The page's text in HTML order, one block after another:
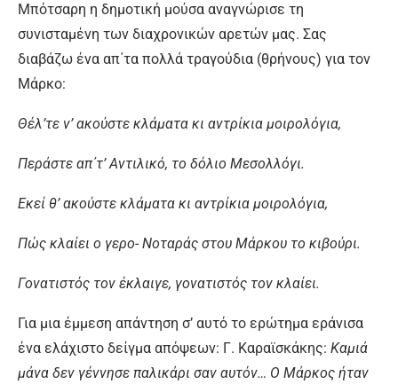
Μπότσαρη η δημοτική μούσα αναγνώρισε τη
συνισταμένη των διαχρονικών αρετών μας. Σας
διαβάζω ένα απ΄τα πολλά τραγούδια (θρήνους) για τον
Μάρκο:
Θέλ’τε ν’ ακούστε κλάματα κι αντρίκια μοιρολόγια,
Περάστε απ΄τ’ Αντιλικό, το δόλιο Μεσολλόγι.
Εκεί θ’ ακούστε κλάματα κι αντρίκια μοιρολόγια,
Πώς κλαίει ο γερο- Νοταράς στου Μάρκου το κιβούρι.
Γονατιστός τον έκλαιγε, γονατιστός τον κλαίει.
Για μια έμμεση απάντηση σ’ αυτό το ερώτημα εράνισα
ένα ελάχιστο δείγμα απόψεων: Γ. Καραϊσκάκης: Καμιά
μάνα δεν γέννησε παλικάρι σαν αυτόν… Ο Μάρκος ήταν